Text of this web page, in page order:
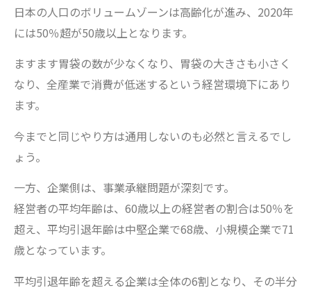
日本の人口のボリュームゾーンは高齢化が進み、2020年
には50％超が50歳以上となります。
ますます胃袋の数が少なくなり、胃袋の大きさも小さく
なり、全産業で消費が低迷するという経営環境下にあり
ます。
今までと同じやり方は通用しないのも必然と言えるでし
ょう。
一方、企業側は、事業承継問題が深刻です。
経営者の平均年齢は、60歳以上の経営者の割合は50％を
超え、平均引退年齢は中堅企業で68歳、小規模企業で71
歳となっています。
平均引退年齢を超える企業は全体の6割となり、その半分